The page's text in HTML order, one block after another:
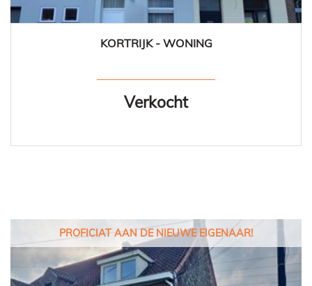
125 m² 3 1
KORTRIJK - WONING
Verkocht
PROFICIAT AAN DE NIEUWE EIGENAAR!